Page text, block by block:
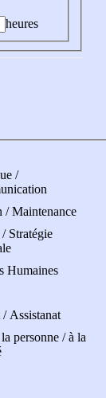
heures
/
/ Maintenance
Stratégie
Humaines
/ Assistanat
personne / à la